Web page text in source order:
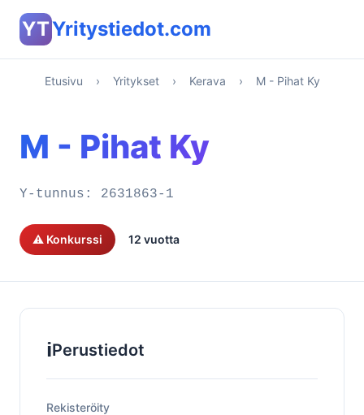
YTYritystiedot.com
Etusivu › Yritykset › Kerava › M - Pihat Ky
M - Pihat Ky
Y-tunnus: 2631863-1
⚠️ Konkurssi 12 vuotta
ℹ️Perustiedot
Rekisteröity